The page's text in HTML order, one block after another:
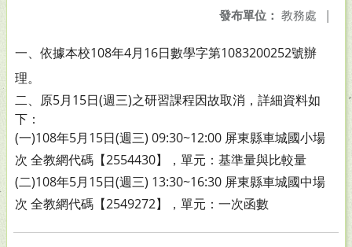
發布單位： 教務處 |
一、依據本校108年4月16日數學字第1083200252號辦
理。
二、原5月15日(週三)之研習課程因故取消，詳細資料如
下：
(一)108年5月15日(週三) 09:30~12:00 屏東縣車城國小場
次 全教網代碼【2554430】，單元：基準量與比較量
(二)108年5月15日(週三) 13:30~16:30 屏東縣車城國中場
次 全教網代碼【2549272】，單元：一次函數